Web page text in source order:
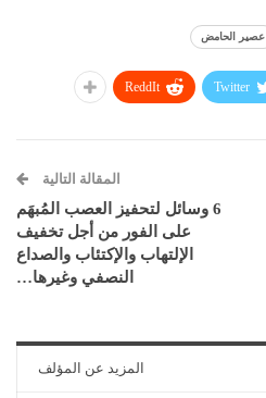
عصير الحامض
Twitter
ReddIt
المقالة التالية
6 وسائل لتحفيز العصب المُبهَم
على الفور من أجل تخفيف
الإلتهاب والإكتئاب والصداع
النصفي وغيرها…
المزيد عن المؤلف